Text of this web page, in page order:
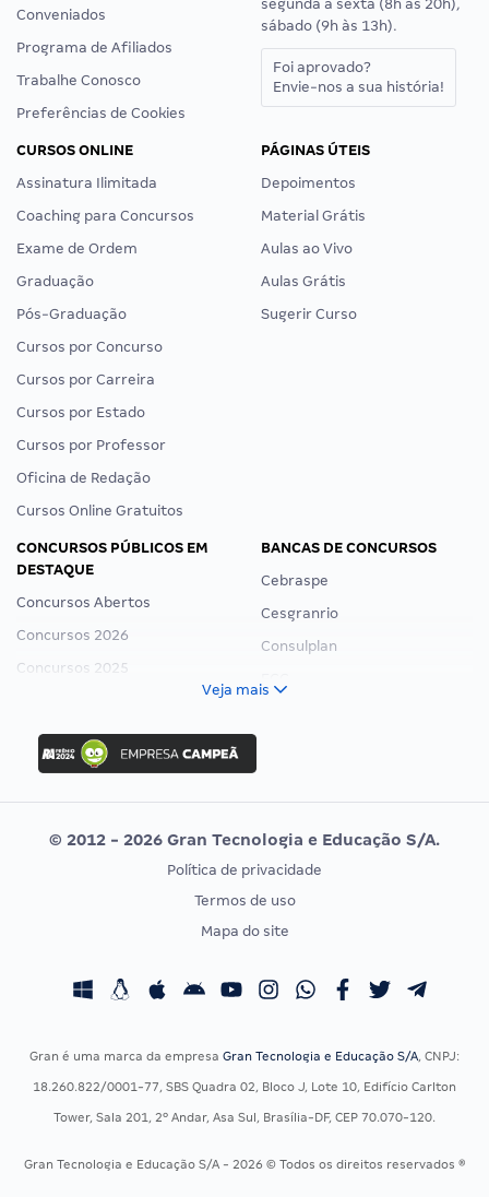
Conveniados
Programa de Afiliados
Trabalhe Conosco
Preferências de Cookies
segunda a sexta (8h às 20h),
sábado (9h às 13h).
Foi aprovado?
Envie-nos a sua história!
CURSOS ONLINE
Assinatura Ilimitada
Coaching para Concursos
Exame de Ordem
Graduação
Pós-Graduação
Cursos por Concurso
Cursos por Carreira
Cursos por Estado
Cursos por Professor
Oficina de Redação
Cursos Online Gratuitos
PÁGINAS ÚTEIS
Depoimentos
Material Grátis
Aulas ao Vivo
Aulas Grátis
Sugerir Curso
CONCURSOS PÚBLICOS EM
DESTAQUE
Concursos Abertos
Concursos 2026
Concursos 2025
Concurso Ibama
Concurso MPU
Editais publicados
BANCAS DE CONCURSOS
Cebraspe
Cesgranrio
Consulplan
Vunesp
CONCURSOS POR PROFISSÃO
Concursos Fiscais
Concursos Saúde
Residência Multiprofissional
EXAME DE ORDEM
Calendário OAB
Veja mais
© 2012 - 2026 Gran Tecnologia e Educação S/A.
Política de privacidade
Termos de uso
Mapa do site
Gran é uma marca da empresa Gran Tecnologia e Educação S/A, CNPJ:
18.260.822/0001-77, SBS Quadra 02, Bloco J, Lote 10, Edifício Carlton
Tower, Sala 201, 2º Andar, Asa Sul, Brasília-DF, CEP 70.070-120.
Gran Tecnologia e Educação S/A - 2026 © Todos os direitos reservados ®